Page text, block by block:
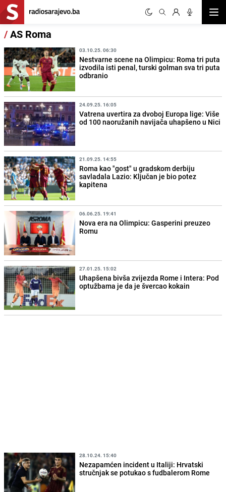
/AS Roma
03.10.25. 06:30
Nestvarne scene na Olimpicu: Roma tri puta
izvodila isti penal, turski golman sva tri puta
odbranio
24.09.25. 16:05
Vatrena uvertira za dvoboj Europa lige: Više
od 100 naoružanih navijača uhapšeno u Nici
21.09.25. 14:55
Roma kao "gost" u gradskom derbiju
savladala Lazio: Ključan je bio potez
kapitena
06.06.25. 19:41
Nova era na Olimpicu: Gasperini preuzeo
Romu
27.01.25. 15:02
Uhapšena bivša zvijezda Rome i Intera: Pod
optužbama je da je švercao kokain
28.10.24. 15:40
Nezapamćen incident u Italiji: Hrvatski
stručnjak se potukao s fudbalerom Rome